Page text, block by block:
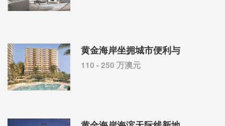
黄金海岸坐拥城市便利与
110 - 250 万澳元